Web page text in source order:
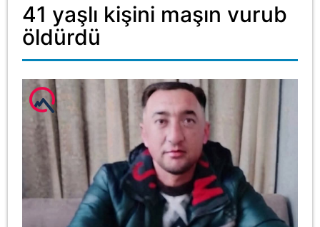
41 yaşlı kişini maşın vurub
öldürdü